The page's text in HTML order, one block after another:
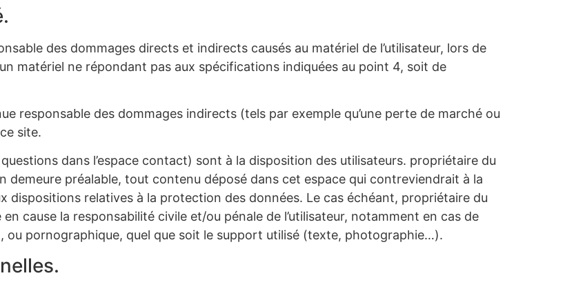
des dommages directs et indirects causés au matériel de l’utilisateur, lors de
matériel ne répondant pas aux spécifications indiquées au point 4, soit de
responsable des dommages indirects (tels par exemple qu’une perte de marché ou
site.
dans l’espace contact) sont à la disposition des utilisateurs. propriétaire du
demeure préalable, tout contenu déposé dans cet espace qui contreviendrait à la
dispositions relatives à la protection des données. Le cas échéant, propriétaire du
cause la responsabilité civile et/ou pénale de l’utilisateur, notamment en cas de
ou pornographique, quel que soit le support utilisé (texte, photographie…).